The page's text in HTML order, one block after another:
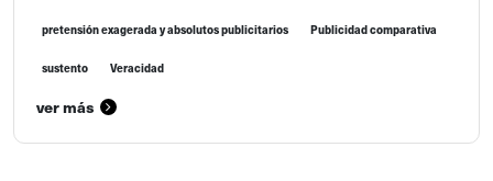
pretensión exagerada y absolutos publicitarios Publicidad comparativa
sustento Veracidad
ver más